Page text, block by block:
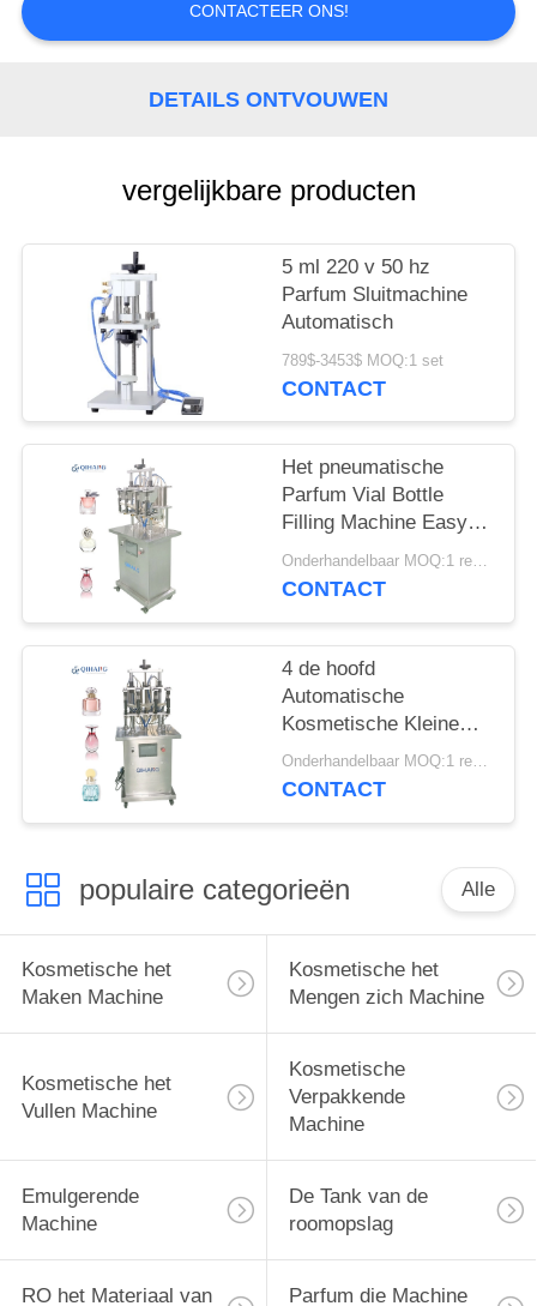
EEN
PRIVACY
POLICY
CONTACTEER ONS!
DETAILS ONTVOUWEN
vergelijkbare producten
5 ml 220 v 50 hz
Parfum Sluitmachine
Automatisch
789$-3453$ MOQ:1 set
CONTACT
Het pneumatische
Parfum Vial Bottle
Filling Machine Easy
van Keulen om te
werken
Onderhandelbaar MOQ:1 reeks
CONTACT
4 de hoofd
Automatische
Kosmetische Kleine
Vloeibare Vuller van de
Etherische oliefles
Onderhandelbaar MOQ:1 reeks
CONTACT
populaire categorieën Alle
Kosmetische het
Maken Machine
Kosmetische het
Mengen zich Machine
Kosmetische het
Vullen Machine
Kosmetische
Verpakkende
Machine
Emulgerende
Machine
De Tank van de
roomopslag
RO het Materiaal van Parfum die Machine